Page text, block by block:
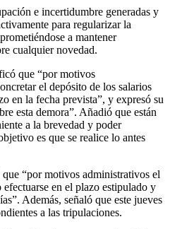
e incertidumbre generadas y
para regularizar la
a mantener
cualquier novedad.
que “por motivos
el depósito de los salarios
en la fecha prevista”, y expresó su
esta demora”. Añadió que están
a la brevedad y poder
es que se realice lo antes
“por motivos administrativos el
en el plazo estipulado y
Además, señaló que este jueves
a las tripulaciones.